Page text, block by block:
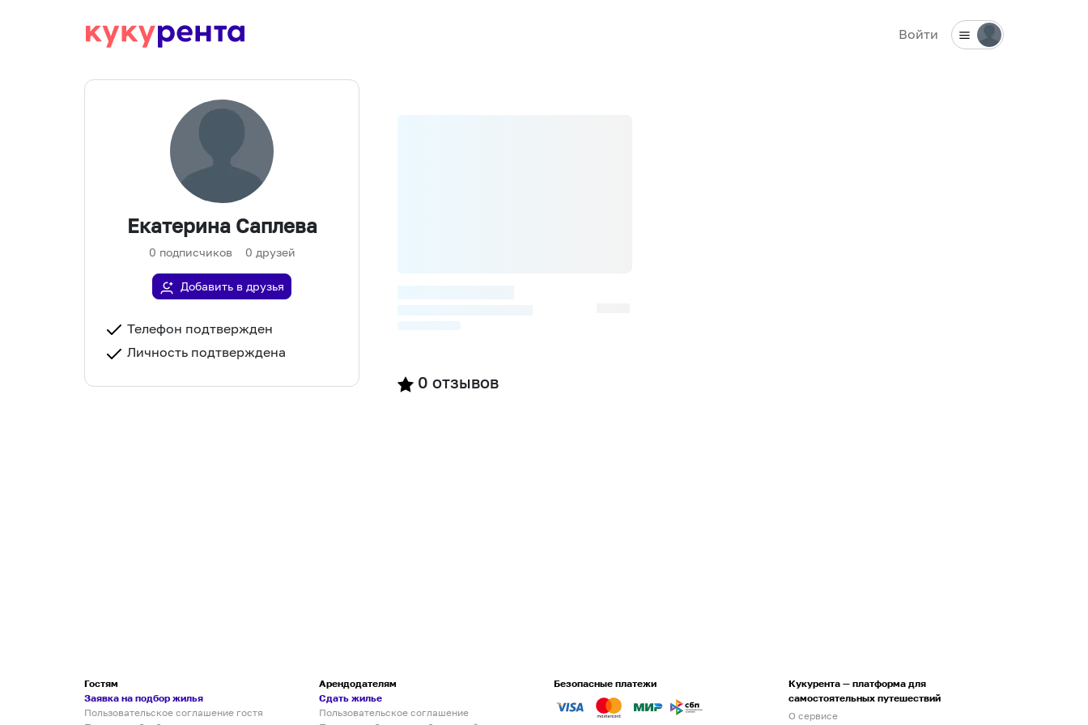
Войти
Екатерина Саплева
0 подписчиков 0 друзей
Добавить в друзья
Телефон подтвержден
Личность подтверждена
0 отзывов
Гостям
Заявка на подбор жилья
Пользовательское соглашение гостя
Арендодателям
Сдать жилье
Пользовательское соглашение
Безопасные платежи
Кукурента — платформа для
самостоятельных путешествий
О сервисе